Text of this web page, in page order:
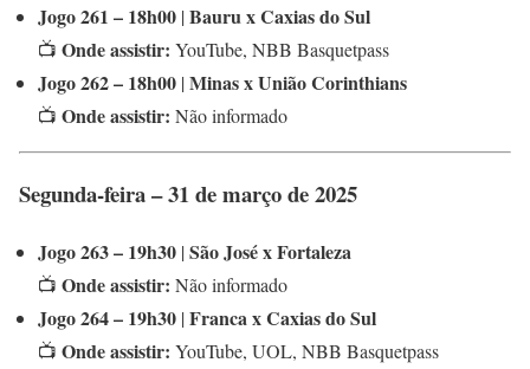
Jogo 261 – 18h00 |Bauru x Caxias do Sul
📺 Onde assistir: YouTube, NBB Basquetpass
Jogo 262 – 18h00 |Minas x União Corinthians
📺 Onde assistir: Não informado
Segunda-feira – 31 de março de 2025
Jogo 263 – 19h30 |São José x Fortaleza
📺 Onde assistir: Não informado
Jogo 264 – 19h30 |Franca x Caxias do Sul
📺 Onde assistir: YouTube, UOL, NBB Basquetpass